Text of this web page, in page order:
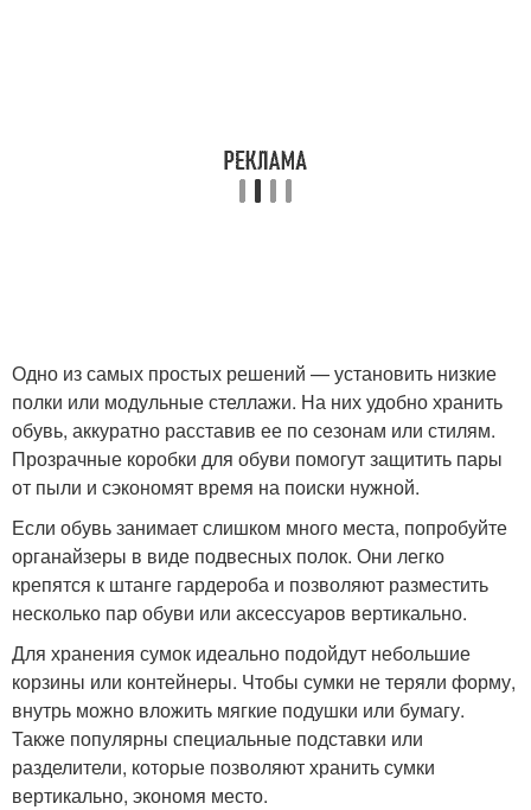
Одно из самых простых решений — установить низкие
полки или модульные стеллажи. На них удобно хранить
обувь, аккуратно расставив ее по сезонам или стилям.
Прозрачные коробки для обуви помогут защитить пары
от пыли и сэкономят время на поиски нужной.
Если обувь занимает слишком много места, попробуйте
органайзеры в виде подвесных полок. Они легко
крепятся к штанге гардероба и позволяют разместить
несколько пар обуви или аксессуаров вертикально.
Для хранения сумок идеально подойдут небольшие
корзины или контейнеры. Чтобы сумки не теряли форму,
внутрь можно вложить мягкие подушки или бумагу.
Также популярны специальные подставки или
разделители, которые позволяют хранить сумки
вертикально, экономя место.